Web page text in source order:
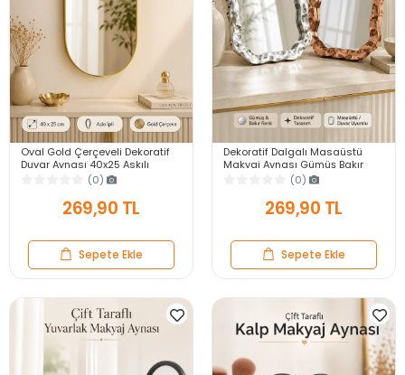
Oval Gold Çerçeveli Dekoratif
Duvar Aynası 40x25 Askılı
Modern Salon Antre Banyo
Yatak Odası Aynası
(0)
269,90 TL
Sepete Ekle
Dekoratif Dalgalı Masaüstü
Makyaj Aynası Gümüş Bakır
Çerçeveli Modern Yakın Duvar
(0)
269,90 TL
Sepete Ekle